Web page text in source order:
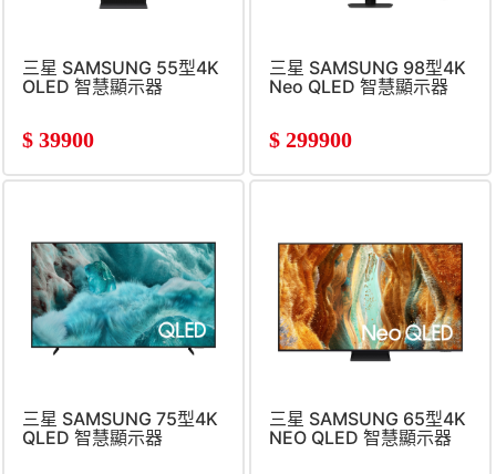
三星 SAMSUNG 55型4K
OLED 智慧顯示器
$ 39900
三星 SAMSUNG 98型4K
Neo QLED 智慧顯示器
$ 299900
三星 SAMSUNG 75型4K
QLED 智慧顯示器
三星 SAMSUNG 65型4K
NEO QLED 智慧顯示器